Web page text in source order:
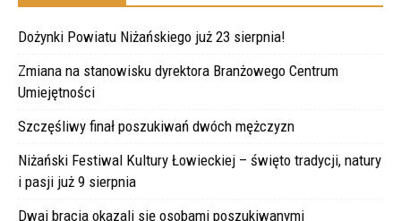
Dożynki Powiatu Niżańskiego już 23 sierpnia!
Zmiana na stanowisku dyrektora Branżowego Centrum
Umiejętności
Szczęśliwy finał poszukiwań dwóch mężczyzn
Niżański Festiwal Kultury Łowieckiej – święto tradycji, natury
i pasji już 9 sierpnia
Dwaj bracia okazali się osobami poszukiwanymi